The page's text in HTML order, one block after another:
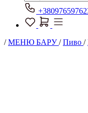
/МЕНЮ БАРУ/Пиво /